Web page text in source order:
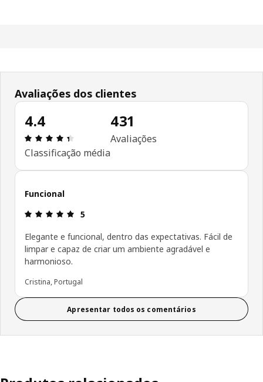
Avaliações dos clientes
4.4
Avaliações: 4.4 de 5 estrelas. Total de
Classificação média
431
Avaliações
Funcional
Avaliações: 5 de 5 estrelas.
5
Elegante e funcional, dentro das expectativas. Fácil de
limpar e capaz de criar um ambiente agradável e
harmonioso.
Cristina, Portugal
Apresentar todos os comentários